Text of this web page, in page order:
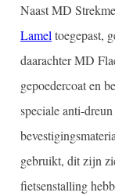
Naast MD
Lamel toegepast,
daarachter MD
gepoedercoat en
speciale anti-
gebruikt, dit zijn
fietsenstalling